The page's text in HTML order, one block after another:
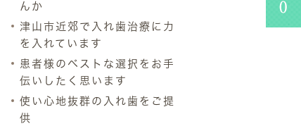
んか
津山市近郊で入れ歯治療に力
を入れています
患者様のベストな選択をお手
伝いしたく思います
使い心地抜群の入れ歯をご提
供